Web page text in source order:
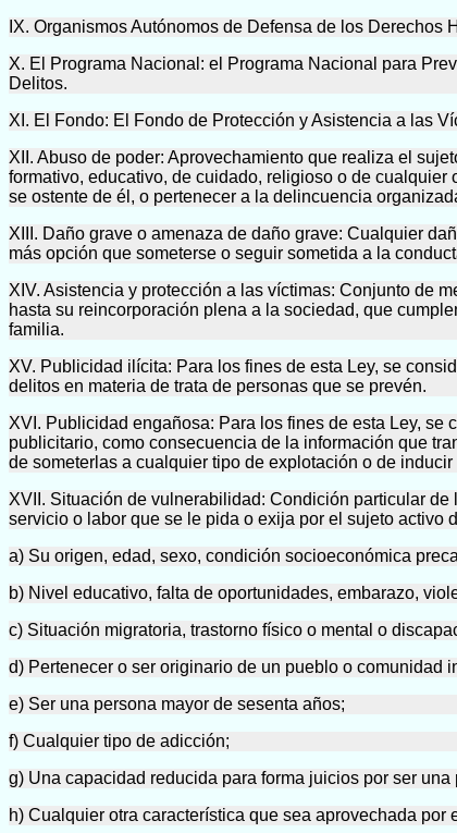
IX. Organismos Autónomos de Defensa de los
X. El Programa Nacional: el Programa Nacional para
Delitos.
XI. El Fondo: El Fondo de Protección y Asistencia a las
XII. Abuso de poder: Aprovechamiento que realiza el
formativo, educativo, de cuidado, religioso o de
se ostente de él, o pertenecer a la delincuencia
XIII. Daño grave o amenaza de daño grave: Cualquier
más opción que someterse o seguir sometida a la
XIV. Asistencia y protección a las víctimas: Conjunto de
hasta su reincorporación plena a la sociedad, que
familia.
XV. Publicidad ilícita: Para los fines de esta Ley, se
delitos en materia de trata de personas que se prevén.
XVI. Publicidad engañosa: Para los fines de esta Ley,
publicitario, como consecuencia de la información que
de someterlas a cualquier tipo de explotación o de
XVII. Situación de vulnerabilidad: Condición particular
servicio o labor que se le pida o exija por el sujeto activo
a) Su origen, edad, sexo, condición socioeconómica
b) Nivel educativo, falta de oportunidades, embarazo,
c) Situación migratoria, trastorno físico o mental o
d) Pertenecer o ser originario de un pueblo o comunidad
e) Ser una persona mayor de sesenta años;
f) Cualquier tipo de adicción;
g) Una capacidad reducida para forma juicios por ser
h) Cualquier otra característica que sea aprovechada por